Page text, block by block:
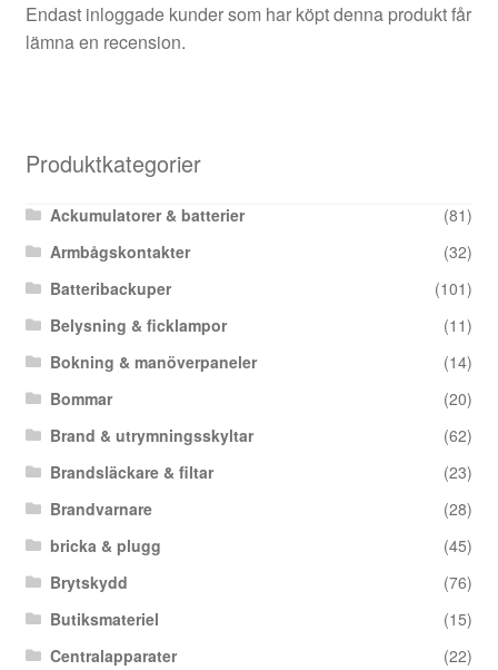
Endast inloggade kunder som har köpt denna produkt får
lämna en recension.
Produktkategorier
Ackumulatorer & batterier
(81)
Armbågskontakter
(32)
Batteribackuper
(101)
Belysning & ficklampor
(11)
Bokning & manöverpaneler
(14)
Bommar
(20)
Brand & utrymningsskyltar
(62)
Brandsläckare & filtar
(23)
Brandvarnare
(28)
bricka & plugg
(45)
Brytskydd
(76)
Butiksmateriel
(15)
Centralapparater
(22)